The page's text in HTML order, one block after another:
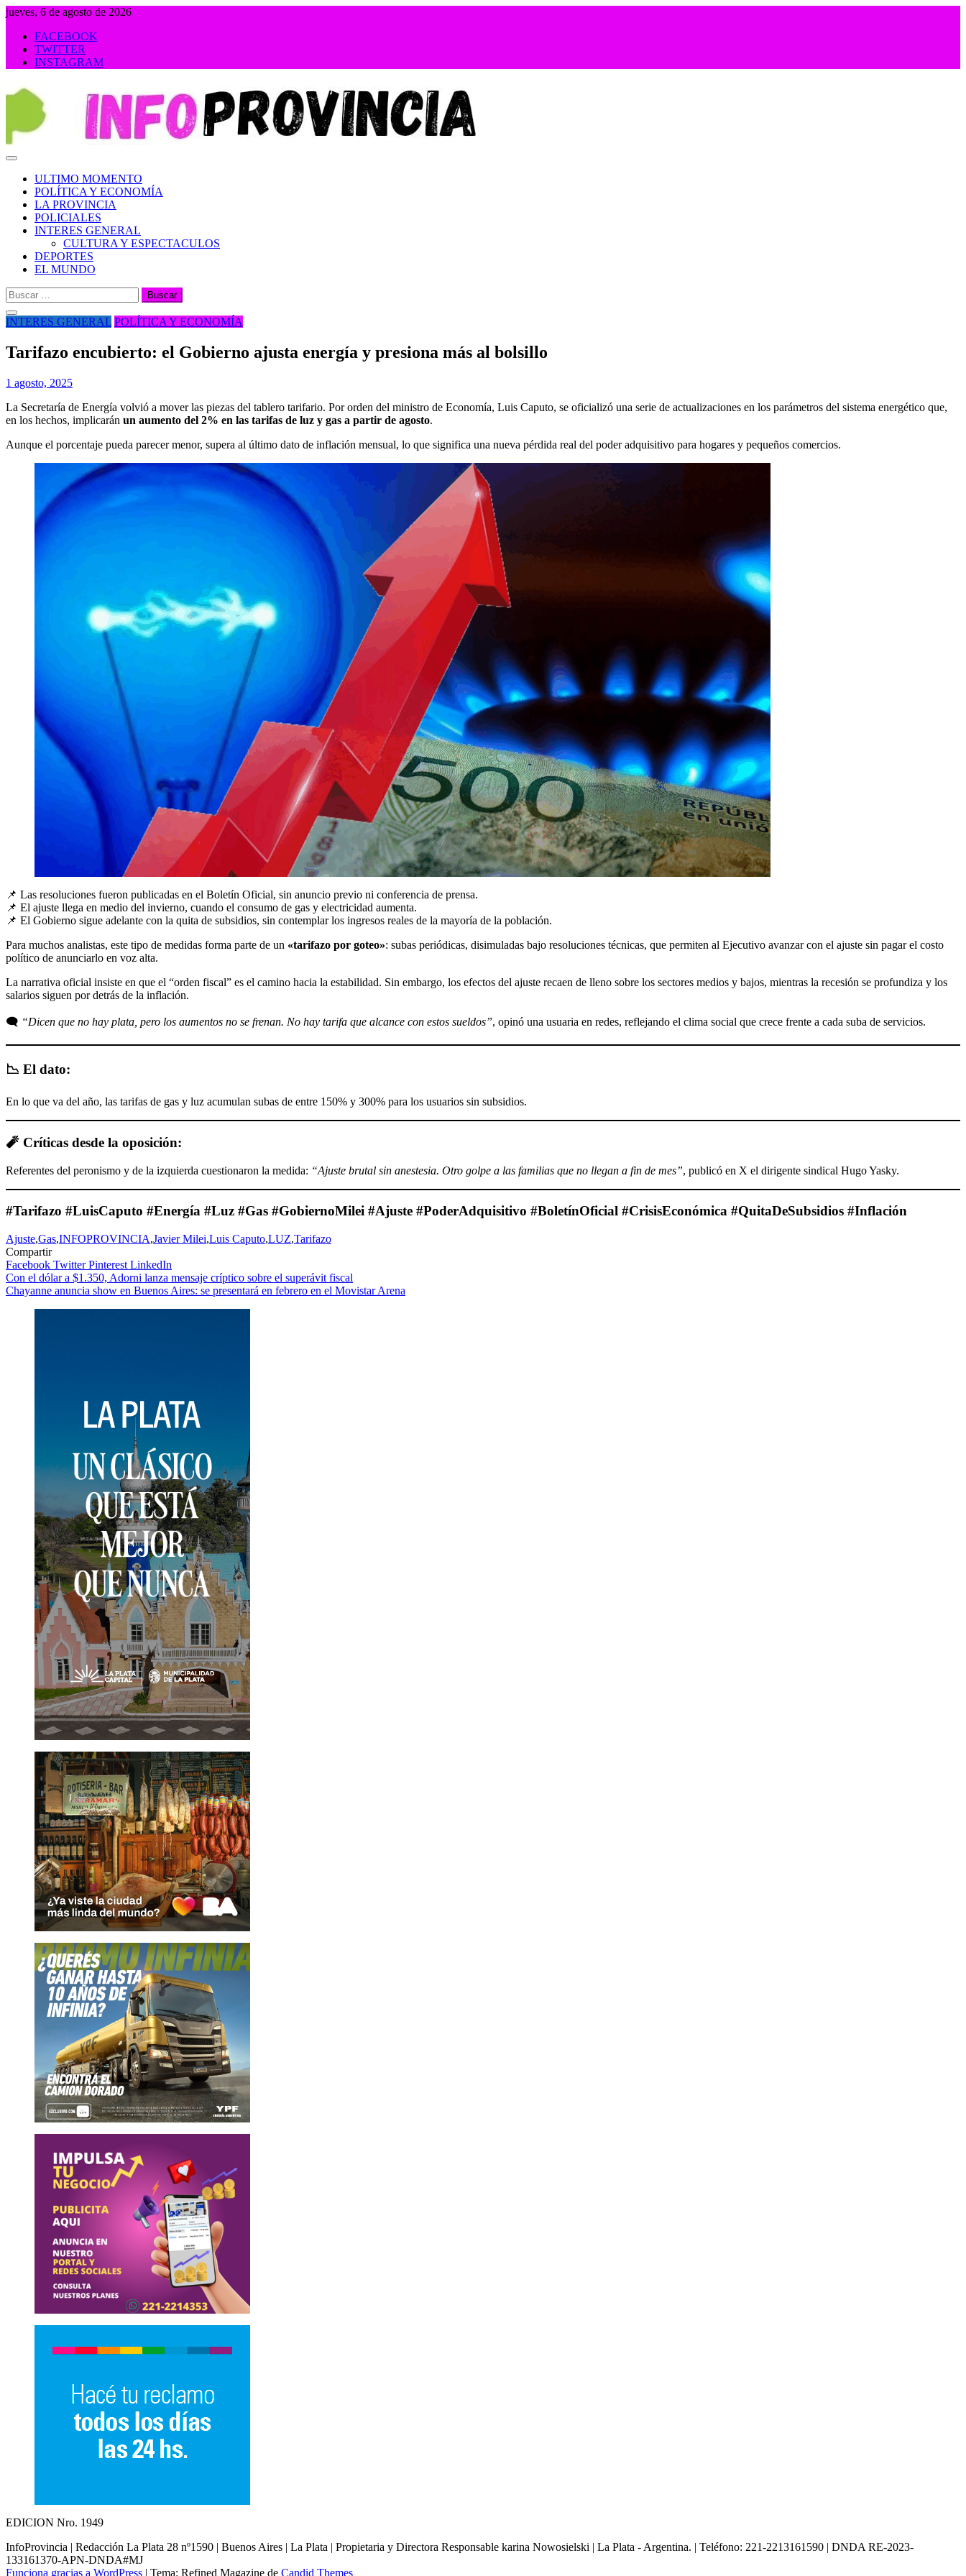
Saltar
contenido
jueves, 6 de agosto de 2026
FACEBOOK
TWITTER
INSTAGRAM
ULTIMO MOMENTO
POLÍTICA Y ECONOMÍA
LA PROVINCIA
POLICIALES
INTERES GENERAL
CULTURA Y ESPECTACULOS
DEPORTES
EL MUNDO
Buscar:
INTERES GENERAL POLÍTICA Y ECONOMÍA
Tarifazo encubierto: el Gobierno ajusta energía y presiona más al bolsillo
1 agosto, 2025
La Secretaría de Energía volvió a mover las piezas del tablero tarifario. Por orden del ministro de Economía, Luis Caputo, se oficializó una serie de actualizaciones en los parámetros del sistema energético que,
en los hechos, implicarán un aumento del 2% en las tarifas de luz y gas a partir de agosto.
Aunque el porcentaje pueda parecer menor, supera al último dato de inflación mensual, lo que significa una nueva pérdida real del poder adquisitivo para hogares y pequeños comercios.
📌 Las resoluciones fueron publicadas en el Boletín Oficial, sin anuncio previo ni conferencia de prensa.
📌 El ajuste llega en medio del invierno, cuando el consumo de gas y electricidad aumenta.
📌 El Gobierno sigue adelante con la quita de subsidios, sin contemplar los ingresos reales de la mayoría de la población.
Para muchos analistas, este tipo de medidas forma parte de un «tarifazo por goteo»: subas periódicas, disimuladas bajo resoluciones técnicas, que permiten al Ejecutivo avanzar con el ajuste sin pagar el costo
político de anunciarlo en voz alta.
La narrativa oficial insiste en que el “orden fiscal” es el camino hacia la estabilidad. Sin embargo, los efectos del ajuste recaen de lleno sobre los sectores medios y bajos, mientras la recesión se profundiza y los
salarios siguen por detrás de la inflación.
🗨️ “Dicen que no hay plata, pero los aumentos no se frenan. No hay tarifa que alcance con estos sueldos”, opinó una usuaria en redes, reflejando el clima social que crece frente a cada suba de servicios.
📉 El dato:
En lo que va del año, las tarifas de gas y luz acumulan subas de entre 150% y 300% para los usuarios sin subsidios.
🧨 Críticas desde la oposición:
Referentes del peronismo y de la izquierda cuestionaron la medida: “Ajuste brutal sin anestesia. Otro golpe a las familias que no llegan a fin de mes”, publicó en X el dirigente sindical Hugo Yasky.
#Tarifazo #LuisCaputo #Energía #Luz #Gas #GobiernoMilei #Ajuste #PoderAdquisitivo #BoletínOficial #CrisisEconómica #QuitaDeSubsidios #Inflación
Ajuste,Gas,INFOPROVINCIA,Javier Milei,Luis Caputo,LUZ,Tarifazo
Compartir
Facebook TwitterPinterest LinkedIn
Navegación
de
Con el dólar a $1.350, Adorni lanza mensaje críptico sobre el superávit fiscal
Chayanne anuncia show en Buenos Aires: se presentará en febrero en el Movistar Arena
EDICION Nro. 1949
InfoProvincia | Redacción La Plata 28 nº1590 | Buenos Aires | La Plata | Propietaria y Directora Responsable karina Nowosielski | La Plata - Argentina. | Teléfono: 221-2213161590 | DNDA RE-2023-
133161370-APN-DNDA#MJ
Funciona gracias a WordPress | Tema: Refined Magazine de Candid Themes